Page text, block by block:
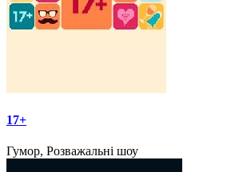
17+
Гумор, Розважальні шоу